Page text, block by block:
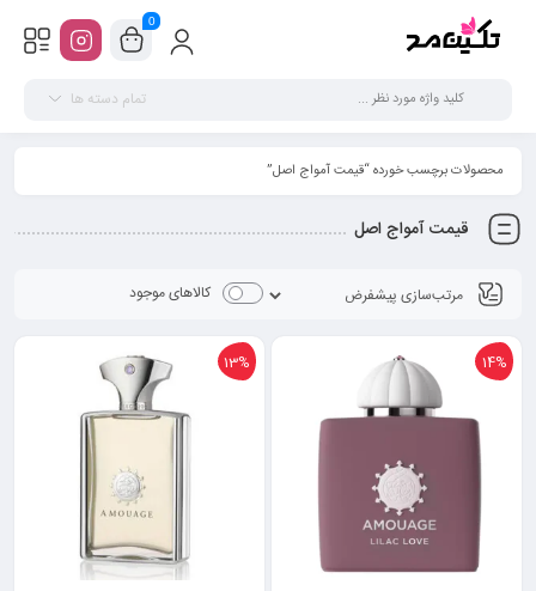
0
تمام دسته ها
محصولات برچسب خورده “قیمت آمواج اصل”
قیمت آمواج اصل
کالاهای موجود
14%
13%